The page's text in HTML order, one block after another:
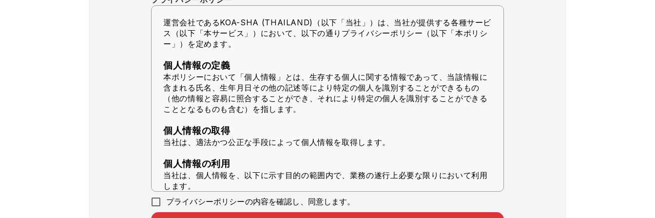
運営会社であるKOA-SHA (THAILAND)（以下「当社」） は、当社が提供する各種サービ
ス（以下「本サービス」）において、以下の通りプライバシーポリシー（以下「本ポリシ
ー」）を定めます。
個人情報の定義
本ポリシーにおいて「個人情報」とは、生存する個人に関する情報であって、当該情報に
含まれる氏名、生年月日その他の記述等により特定の個人を識別することができるもの
（他の情報と容易に照合することができ、それにより特定の個人を識別することができる
こととなるものも含む）を指します。
個人情報の取得
当社は、適法かつ公正な手段によって個人情報を取得します。
個人情報の利用
当社は、個人情報を、以下に示す目的の範囲内で、業務の遂行上必要な限りにおいて利用
します。
本サービスのユーザ個人に対して最適化された情報を配信するため
プライバシーポリシーの内容を確認し、同意します。